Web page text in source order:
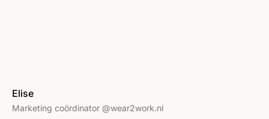
Elise
Marketing coördinator @wear2work.nl